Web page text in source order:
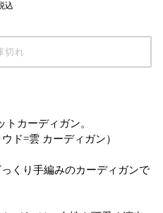
込
切れ
カーディガン。
ド=雲 カーディガン）
くり手編みのカーディガンで